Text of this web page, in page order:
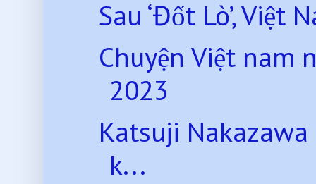
Sau ‘Đốt Lò’,
Chuyện Việt nam
2023
Katsuji Nakazawa
k...